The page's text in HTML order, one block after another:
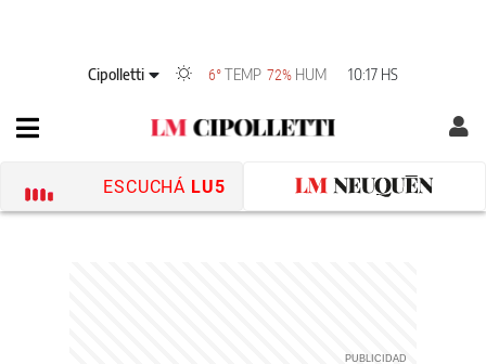
Cipolletti 6°TEMP 72% HUM 10:17 HS
ESCUCHÁ LU5